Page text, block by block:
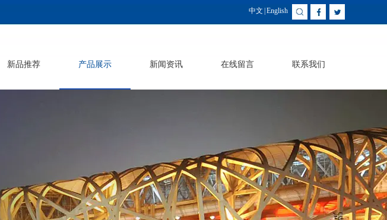
中文 English
新品推荐 产品展示 新闻资讯 在线留言 联系我们